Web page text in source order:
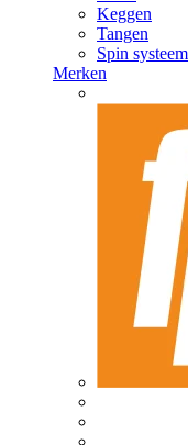
Keggen
Tangen
Spin systeem
Merken